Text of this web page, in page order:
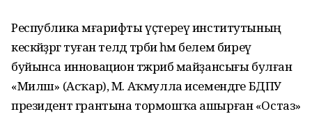
Республика мәғарифты үҫтереү институтының
кескәйҙәргә туған телдә тәрбиә һәм белем биреү
буйынса инновацион тәжрибә майҙансығы булған
«Миләш» (Асҡар), М. Аҡмулла исемендәге БДПУ
президент грантына тормошҡа ашырған «Остаз»